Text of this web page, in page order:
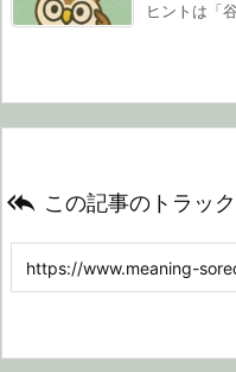
ヒントは「谷
 この記事のトラッ